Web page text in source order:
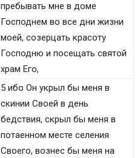
пребывать мне в доме
Господнем во все дни жизни
моей, созерцать красоту
Господню и посещать святой
храм Его,
5 ибо Он укрыл бы меня в
скинии Своей в день
бедствия, скрыл бы меня в
потаенном месте селения
Своего, вознес бы меня на